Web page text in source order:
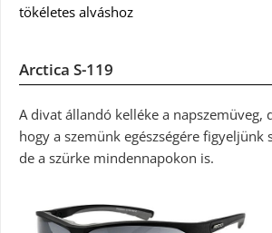
tökéletes alváshoz
Arctica S-119
A divat állandó kelléke a napszemüveg,
hogy a szemünk egészségére figyeljünk
de a szürke mindennapokon is.